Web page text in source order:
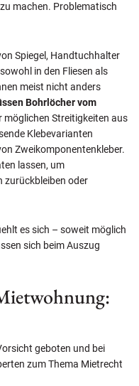
machen. Problematisch
Spiegel, Handtuchhalter
in den Fliesen als
meist nicht anders
Bohrlöcher vom
möglichen Streitigkeiten aus
Klebevarianten
Zweikomponentenkleber.
lassen, um
zurückbleiben oder
es sich – soweit möglich
sich beim Auszug
geboten und bei
zum Thema Mietrecht